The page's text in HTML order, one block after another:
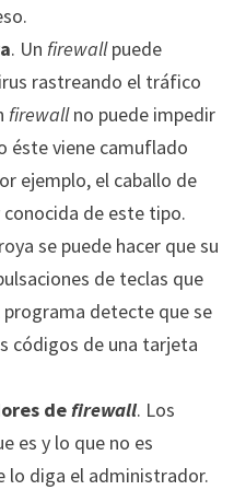
. Un firewallpuede
rastreando el tráfico
firewallno puede impedir
éste viene camuflado
ejemplo, el caballo de
de este tipo.
se puede hacer que su
de teclas que
detecte que se
códigos de una tarjeta
defirewall. Los
es y lo que no es
lo diga el administrador.